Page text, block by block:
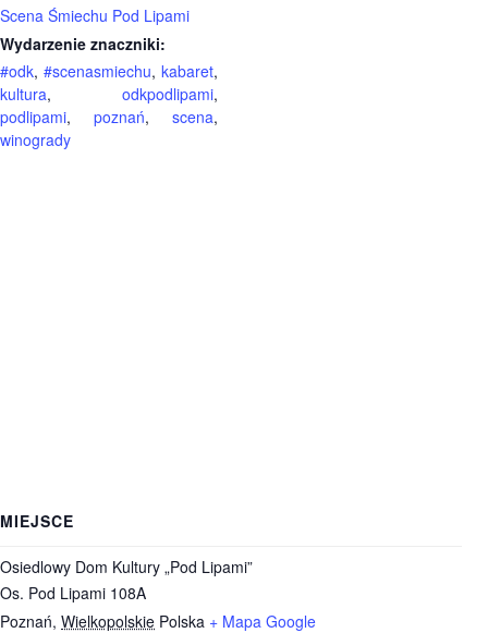
Scena Śmiechu Pod Lipami
Wydarzenie znaczniki:
#odk, #scenasmiechu, kabaret,
kultura, odkpodlipami,
podlipami, poznań, scena,
winogrady
MIEJSCE
Osiedlowy Dom Kultury „Pod Lipami”
Os. Pod Lipami 108A
Poznań, Wielkopolskie Polska + Mapa Google